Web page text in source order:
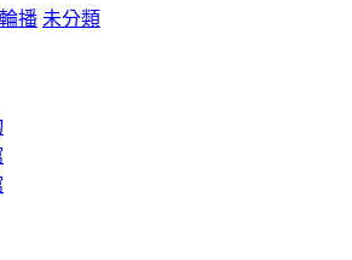
播 未分類